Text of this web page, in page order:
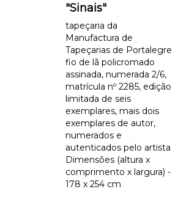
"Sinais"
tapeçaria da
Manufactura de
Tapeçarias de Portalegre
fio de lã policromado
assinada, numerada 2/6,
matrícula nº 2285, edição
limitada de seis
exemplares, mais dois
exemplares de autor,
numerados e
autenticados pelo artista
Dimensões (altura x
comprimento x largura) -
178 x 254 cm